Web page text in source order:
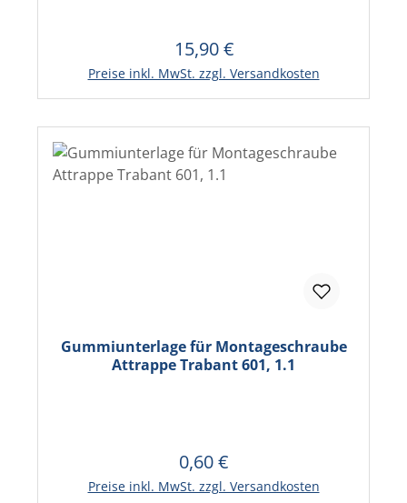
Regulärer Preis:
15,90 €
Preise inkl. MwSt. zzgl. Versandkosten
In den Warenkorb
Gummiunterlage für Montageschraube
Attrappe Trabant 601, 1.1
Regulärer Preis:
0,60 €
Preise inkl. MwSt. zzgl. Versandkosten
In den Warenkorb